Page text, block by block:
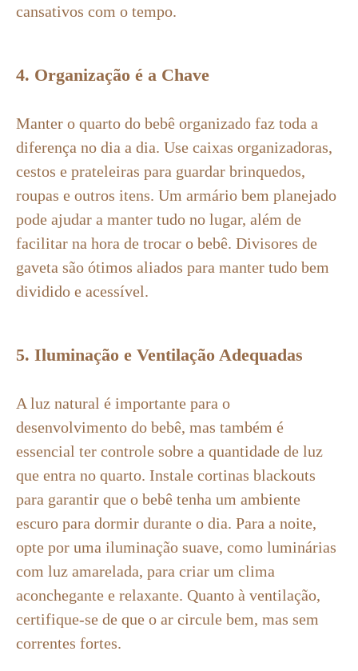
cansativos com o tempo.
4. Organização é a Chave
Manter o quarto do bebê organizado faz toda a
diferença no dia a dia. Use caixas organizadoras,
cestos e prateleiras para guardar brinquedos,
roupas e outros itens. Um armário bem planejado
pode ajudar a manter tudo no lugar, além de
facilitar na hora de trocar o bebê. Divisores de
gaveta são ótimos aliados para manter tudo bem
dividido e acessível.
5. Iluminação e Ventilação Adequadas
A luz natural é importante para o
desenvolvimento do bebê, mas também é
essencial ter controle sobre a quantidade de luz
que entra no quarto. Instale cortinas blackouts
para garantir que o bebê tenha um ambiente
escuro para dormir durante o dia. Para a noite,
opte por uma iluminação suave, como luminárias
com luz amarelada, para criar um clima
aconchegante e relaxante. Quanto à ventilação,
certifique-se de que o ar circule bem, mas sem
correntes fortes.